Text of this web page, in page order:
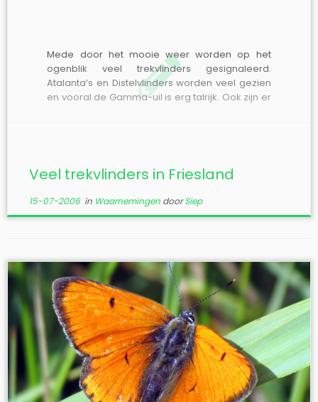
Mede door het mooie weer worden op het
ogenblik veel trekvlinders gesignaleerd.
Atalanta’s en Distelvlinders worden veel gezien
en vooral de Gamma-uil is erg talrijk. Ook zijn er
Veel trekvlinders in Friesland
15-07-2006in Waarnemingen doorSiep